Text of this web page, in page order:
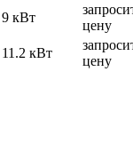
9 кВт
цену
11.2 кВт
цену